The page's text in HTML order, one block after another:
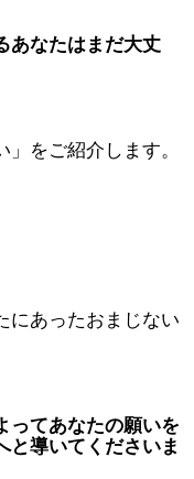
あなたはまだ大丈
をご紹介します。
にあったおまじない
ってあなたの願いを
と導いてくださいま